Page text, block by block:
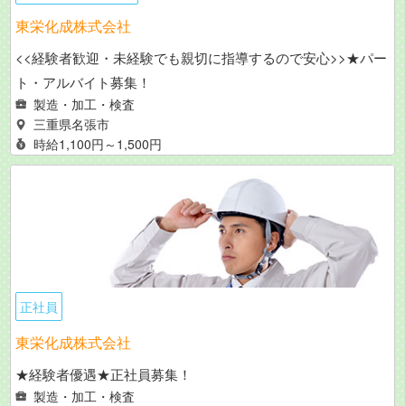
東栄化成株式会社
<<経験者歓迎・未経験でも親切に指導するので安心>>★パー
ト・アルバイト募集！
製造・加工・検査
三重県名張市
時給1,100円～1,500円
正社員
東栄化成株式会社
★経験者優遇★正社員募集！
製造・加工・検査